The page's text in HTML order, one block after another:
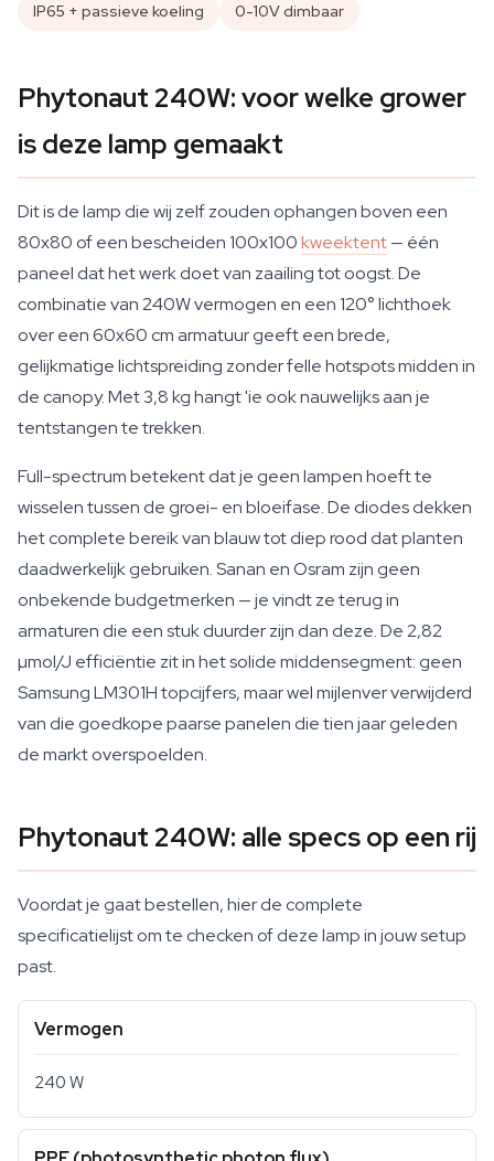
IP65 + passieve koeling
0-10V dimbaar
Phytonaut 240W: voor welke grower
is deze lamp gemaakt
Dit is de lamp die wij zelf zouden ophangen boven een
80x80 of een bescheiden 100x100kweektent— één
paneel dat het werk doet van zaailing tot oogst. De
combinatie van 240W vermogen en een 120° lichthoek
over een 60x60 cm armatuur geeft een brede,
gelijkmatige lichtspreiding zonder felle hotspots midden in
de canopy. Met 3,8 kg hangt 'ie ook nauwelijks aan je
tentstangen te trekken.
Full-spectrum betekent dat je geen lampen hoeft te
wisselen tussen de groei- en bloeifase. De diodes dekken
het complete bereik van blauw tot diep rood dat planten
daadwerkelijk gebruiken. Sanan en Osram zijn geen
onbekende budgetmerken — je vindt ze terug in
armaturen die een stuk duurder zijn dan deze. De 2,82
µmol/J efficiëntie zit in het solide middensegment: geen
Samsung LM301H topcijfers, maar wel mijlenver verwijderd
van die goedkope paarse panelen die tien jaar geleden
de markt overspoelden.
Phytonaut 240W: alle specs op een rij
Voordat je gaat bestellen, hier de complete
specificatielijst om te checken of deze lamp in jouw setup
past.
Vermogen
240 W